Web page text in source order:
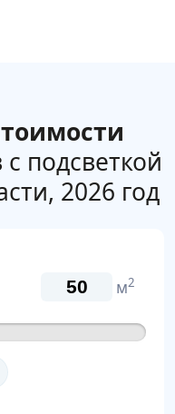
подсветкой
2026 год
м2